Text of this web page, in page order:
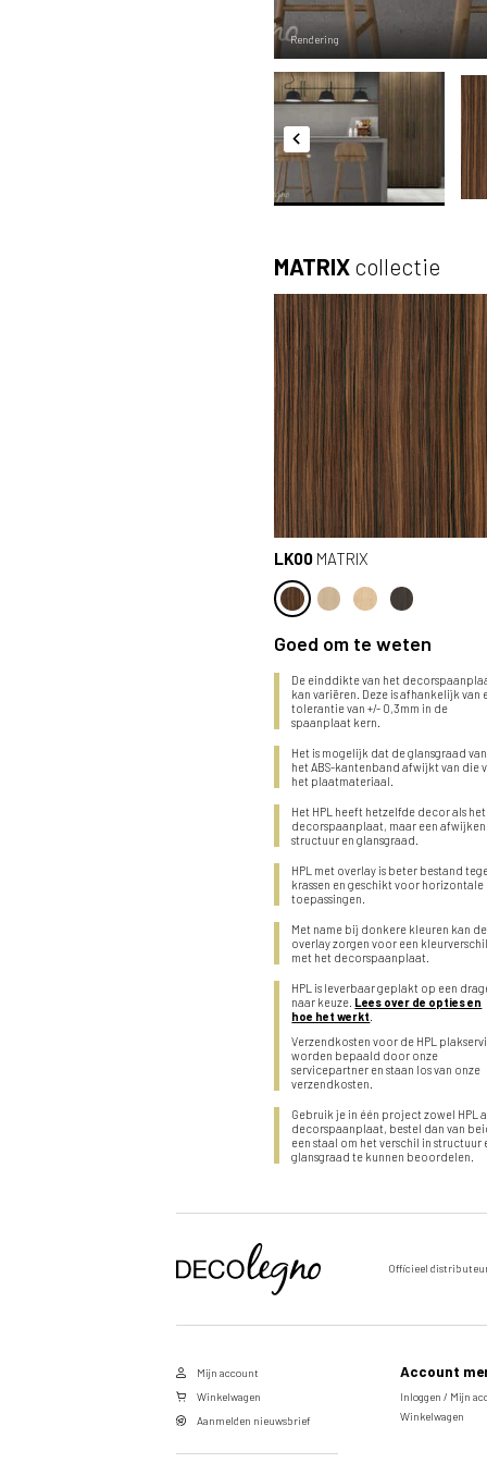
Rendering
MATRIX collectie
LK00 MATRIX
Goed om te weten
De einddikte van het
kan variëren. Deze is afhankelijk van
tolerantie van +/- 0,3mm in de
spaanplaat kern.
Het is mogelijk dat de glansgraad van
het ABS-kantenband afwijkt van die
het plaatmateriaal.
Het HPL heeft hetzelfde decor als het
decorspaanplaat, maar een
structuur en glansgraad.
HPL met overlay is beter bestand
krassen en geschikt voor horizontale
toepassingen.
Met name bij donkere kleuren kan de
overlay zorgen voor een kleurverschil
met het decorspaanplaat.
HPL is leverbaar geplakt op een
naar keuze. Lees over de opties en
hoe het werkt
Verzendkosten voor de HPL
worden bepaald door onze
servicepartner en staan los van onze
verzendkosten.
Gebruik je in één project zowel HPL
decorspaanplaat, bestel dan van
een staal om het verschil in structuur
glansgraad te kunnen beoordelen.
Stuur een aanvraag door voor
Vul de velden hieronder in om een aanvraag te doen
Officieel
Mijn account
Winkelwagen
Aanmelden nieuwsbrief
Account
Inloggen / Mijn
Winkelwagen